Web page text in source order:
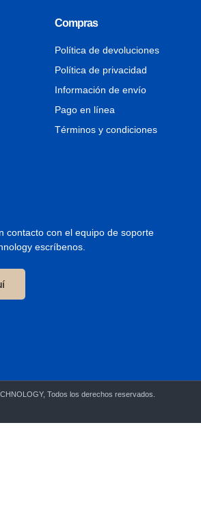
Compras
Política de devoluciones
Política de privacidad
Información de envío
Pago en línea
Términos y condiciones
contacto con el equipo de soporte
escríbenos.
Todos los derechos reservados.